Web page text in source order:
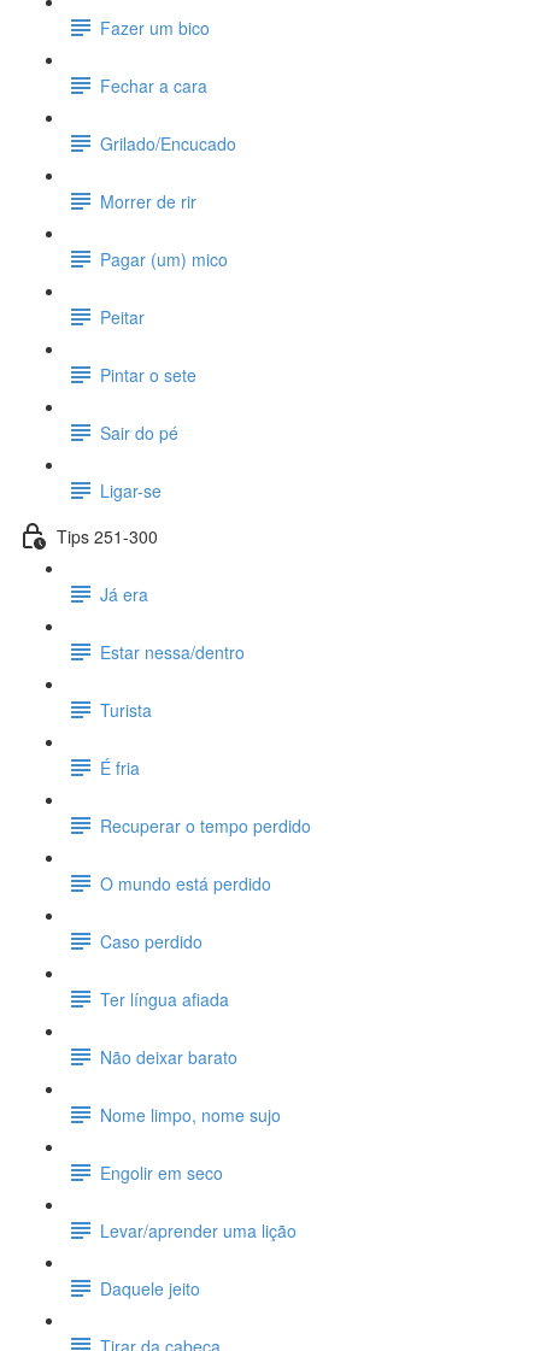
Fazer um bico
Fechar a cara
Grilado/Encucado
Morrer de rir
Pagar (um) mico
Peitar
Pintar o sete
Sair do pé
Ligar-se
Tips 251-300
Já era
Estar nessa/dentro
Turista
É fria
Recuperar o tempo perdido
O mundo está perdido
Caso perdido
Ter língua afiada
Não deixar barato
Nome limpo, nome sujo
Engolir em seco
Levar/aprender uma lição
Daquele jeito
Tirar da cabeça